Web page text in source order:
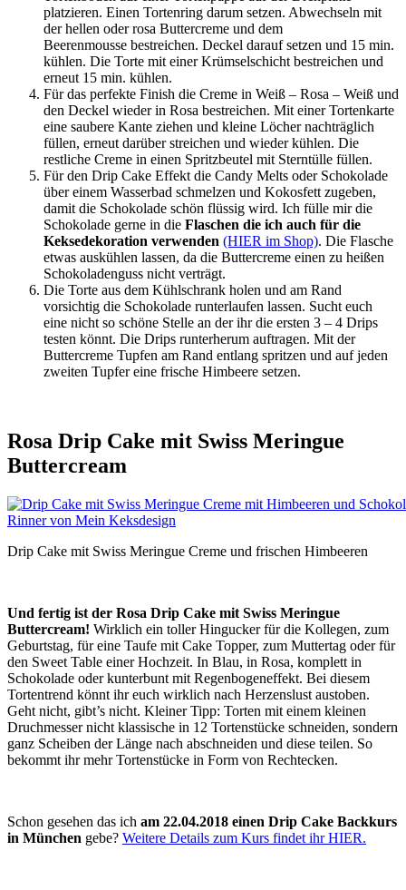
platzieren. Einen Tortenring darum setzen. Abwechseln mit
der hellen oder rosa Buttercreme und dem
Beerenmousse bestreichen. Deckel darauf setzen und 15 min.
kühlen. Die Torte mit einer Krümselschicht bestreichen und
erneut 15 min. kühlen.
Für das perfekte Finish die Creme in Weiß – Rosa – Weiß und
den Deckel wieder in Rosa bestreichen. Mit einer Tortenkarte
eine saubere Kante ziehen und kleine Löcher nachträglich
füllen, erneut darüber streichen und wieder kühlen. Die
restliche Creme in einen Spritzbeutel mit Sterntülle füllen.
Für den Drip Cake Effekt die Candy Melts oder Schokolade
über einem Wasserbad schmelzen und Kokosfett zugeben,
damit die Schokolade schön flüssig wird. Ich fülle mir die
Schokolade gerne in die Flaschen die ich auch für die
Keksedekoration verwenden (HIER im Shop). Die Flasche
etwas auskühlen lassen, da die Buttercreme einen zu heißen
Schokoladenguss nicht verträgt.
Die Torte aus dem Kühlschrank holen und am Rand
vorsichtig die Schokolade runterlaufen lassen. Sucht euch
eine nicht so schöne Stelle an der ihr die ersten 3 – 4 Drips
testen könnt. Die Drips runterherum auftragen. Mit der
Buttercreme Tupfen am Rand entlang spritzen und auf jeden
zweiten Tupfer eine frische Himbeere setzen.
Rosa Drip Cake mit Swiss Meringue
Buttercream
Drip Cake mit Swiss Meringue Creme und frischen Himbeeren
Und fertig ist der Rosa Drip Cake mit Swiss Meringue
Buttercream! Wirklich ein toller Hingucker für die Kollegen, zum
Geburtstag, für eine Taufe mit Cake Topper, zum Muttertag oder für
den Sweet Table einer Hochzeit. In Blau, in Rosa, komplett in
Schokolade oder kunterbunt mit Regenbogeneffekt. Bei diesem
Tortentrend könnt ihr euch wirklich nach Herzenslust austoben.
Geht nicht, gibt’s nicht. Kleiner Tipp: Torten mit einem kleinen
Druchmesser nicht klassische in 12 Tortenstücke schneiden, sondern
ganz Scheiben der Länge nach abschneiden und diese teilen. So
bekommt ihr mehr Tortenstücke in Form von Rechtecken.
Schon gesehen das ich am 22.04.2018 einen Drip Cake Backkurs
in München gebe? Weitere Details zum Kurs findet ihr HIER.